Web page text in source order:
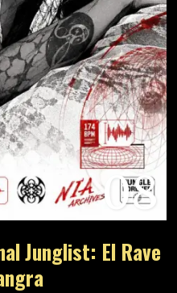
08
Junglist: El Rave